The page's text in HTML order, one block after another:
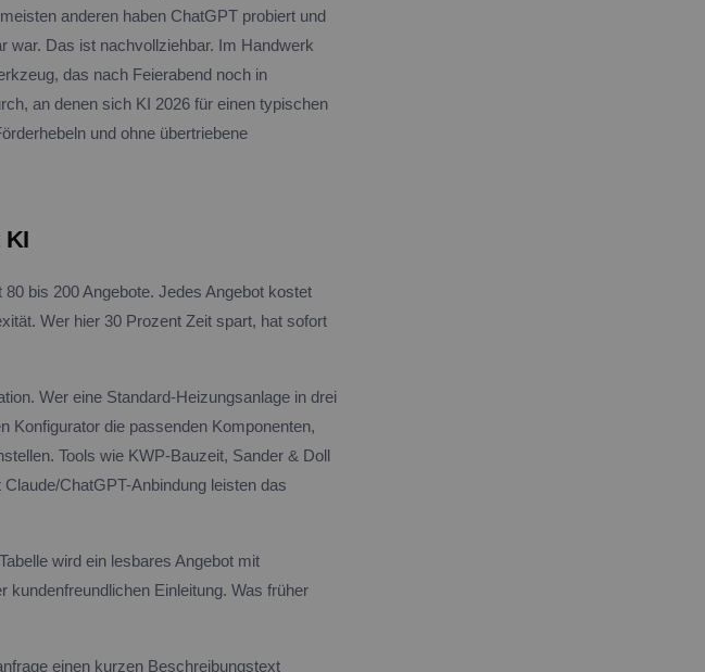
anderen haben ChatGPT probiert und
war. Das ist nachvollziehbar. Im Handwerk
das nach Feierabend noch in
an denen sich KI 2026 für einen typischen
und ohne übertriebene
KI
bis 200 Angebote. Jedes Angebot kostet
Wer hier 30 Prozent Zeit spart, hat sofort
Wer eine Standard-Heizungsanlage in drei
Konfigurator die passenden Komponenten,
Tools wie KWP-Bauzeit, Sander & Doll
ChatGPT-Anbindung leisten das
wird ein lesbares Angebot mit
kundenfreundlichen Einleitung. Was früher
einen kurzen Beschreibungstext